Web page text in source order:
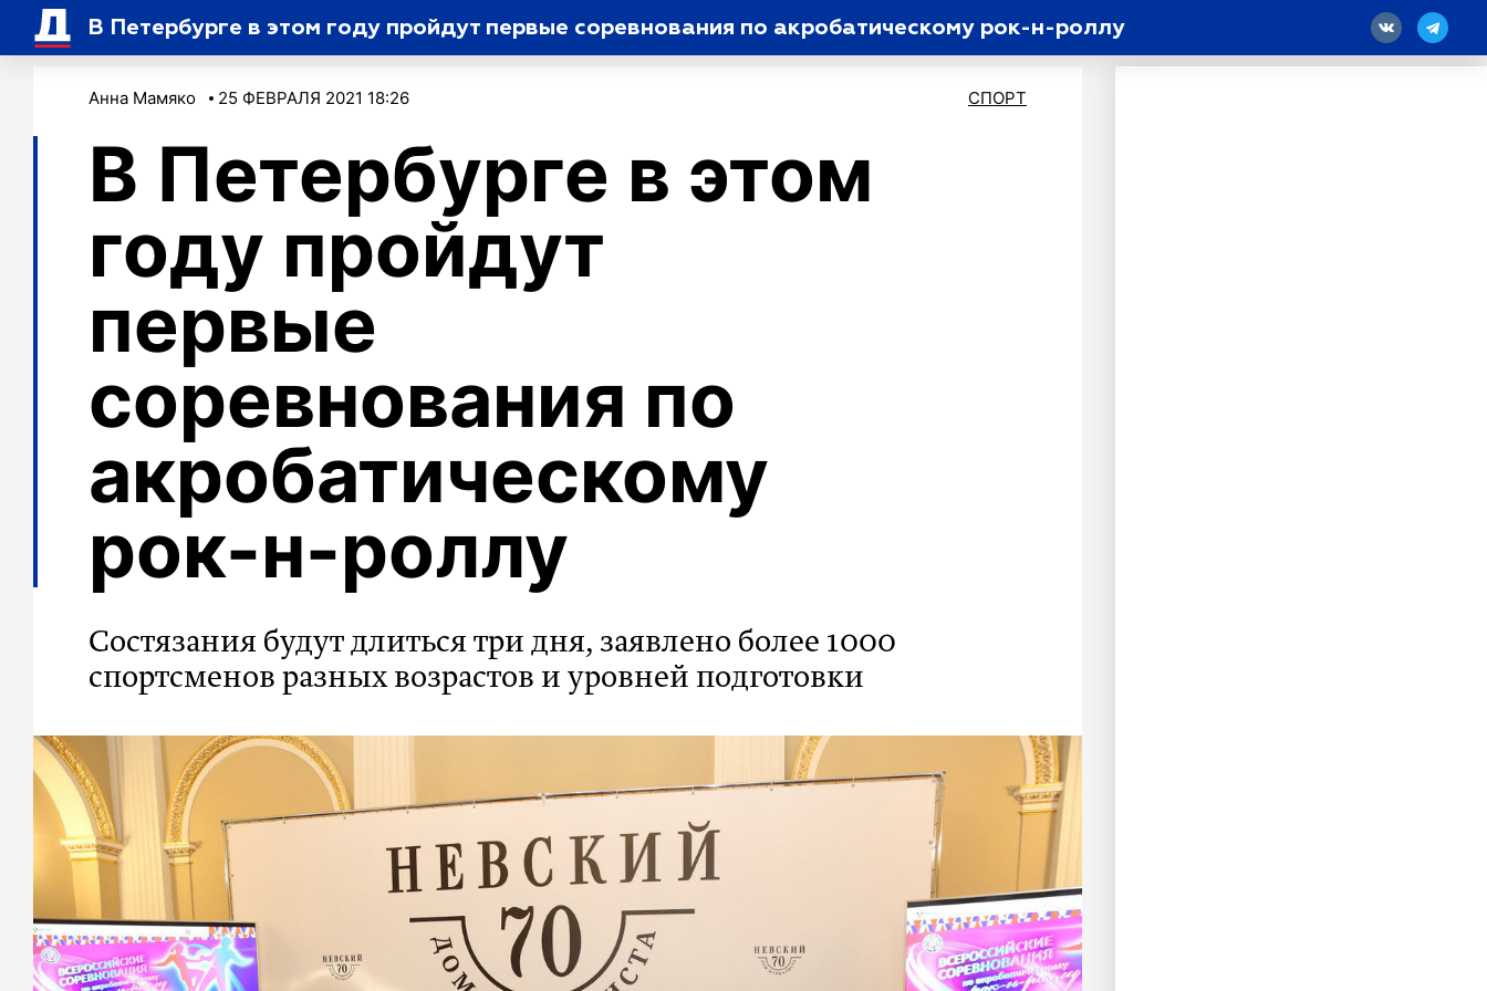
В Петербурге в этом году пройдут первые соревнования по акробатическому рок-н-роллу
Анна Мамяко 25 ФЕВРАЛЯ 2021 18:26 СПОРТ
В Петербурге в этом
году пройдут
первые
соревнования по
акробатическому
рок-н-роллу
Состязания будут длиться три дня, заявлено более 1000
спортсменов разных возрастов и уровней подготовки